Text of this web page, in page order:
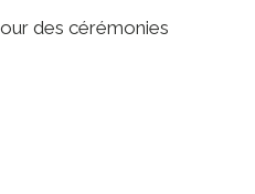
des cérémonies